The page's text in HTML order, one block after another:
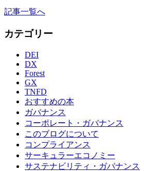
記事一覧へ
カテゴリー
DEI
DX
Forest
GX
TNFD
おすすめの本
ガバナンス
コーポレート・ガバナンス
このブログについて
コンプライアンス
サーキュラーエコノミー
サステナビリティ・ガバナンス